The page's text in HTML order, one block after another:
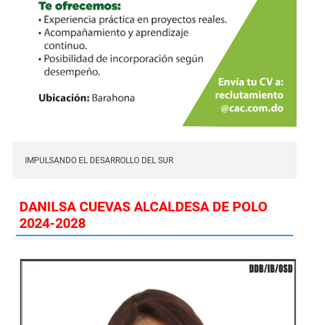
IMPULSANDO EL DESARROLLO DEL SUR
DANILSA CUEVAS ALCALDESA DE POLO
2024-2028